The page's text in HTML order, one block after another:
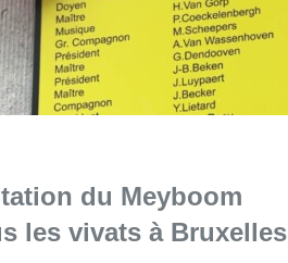
du Meyboom
les vivats à Bruxelles